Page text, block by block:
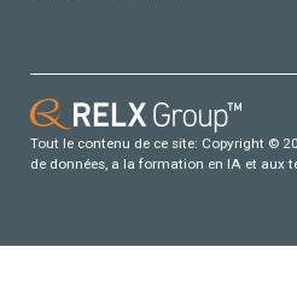
Tout le contenu de ce site: Copyright ©
de données, a la formation en IA et aux